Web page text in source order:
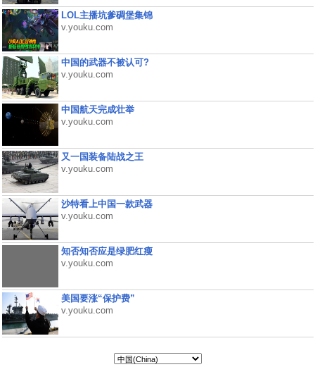
LOL主播坑爹碉堡集锦
v.youku.com
中国的武器不被认可?
v.youku.com
中国航天完成壮举
v.youku.com
又一国装备陆战之王
v.youku.com
沙特看上中国一款武器
v.youku.com
知否知否应是绿肥红瘦
v.youku.com
美国要涨“保护费”
v.youku.com